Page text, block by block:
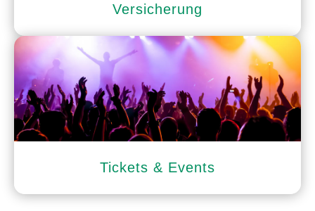
Versicherung
Tickets & Events